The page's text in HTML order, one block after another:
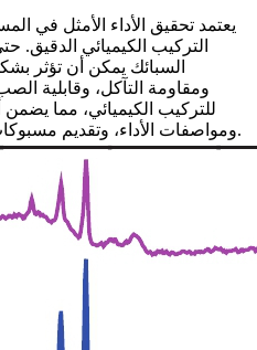
يعتمد تحقيق الأداء الأمثل في
التركيب الكيميائي الدقيق.
السبائك يمكن أن تؤثر
ومقاومة التآكل، وقابلية
للتركيب الكيميائي، مما يضمن
ومواصفات الأداء، وتقديم مسبوكات عالية الجودة باستمرار لعملائنا.